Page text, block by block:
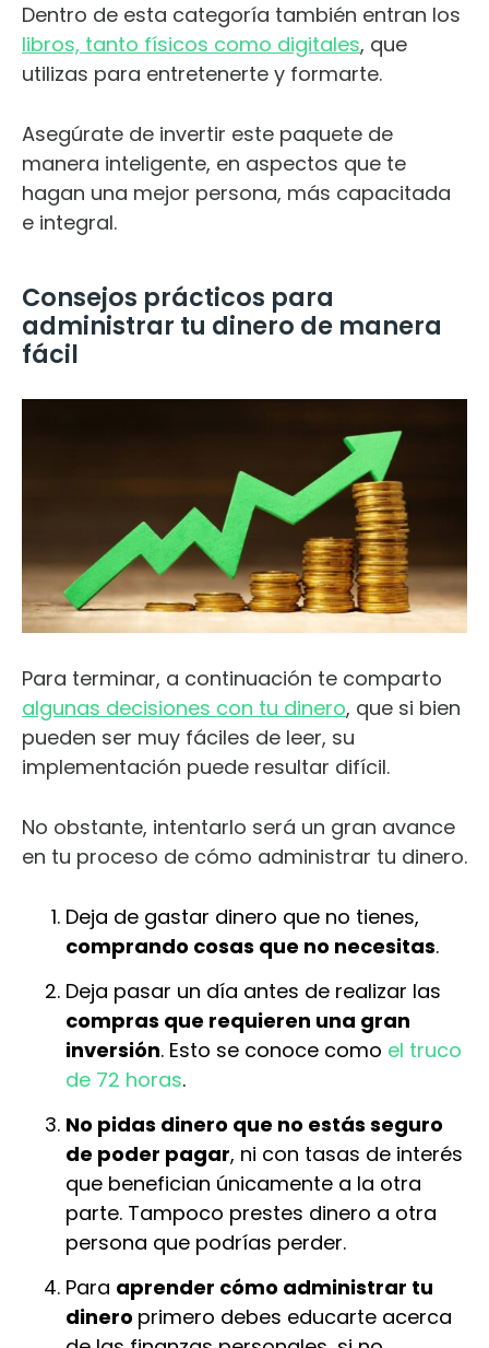
Dentro de esta categoría también entran los
libros, tanto físicos como digitales, que
utilizas para entretenerte y formarte.
Asegúrate de invertir este paquete de
manera inteligente, en aspectos que te
hagan una mejor persona, más capacitada
e integral.
Consejos prácticos para
administrar tu dinero de manera
fácil
Para terminar, a continuación te comparto
algunas decisiones con tu dinero, que si bien
pueden ser muy fáciles de leer, su
implementación puede resultar difícil.
No obstante, intentarlo será un gran avance
en tu proceso de cómo administrar tu dinero.
Deja de gastar dinero que no tienes,
comprando cosas que no necesitas.
Deja pasar un día antes de realizar las
compras que requieren una gran
inversión. Esto se conoce como el truco
de 72 horas.
No pidas dinero que no estás seguro
de poder pagar, ni con tasas de interés
que benefician únicamente a la otra
parte. Tampoco prestes dinero a otra
persona que podrías perder.
Para aprender cómo administrar tu
dinero primero debes educarte acerca